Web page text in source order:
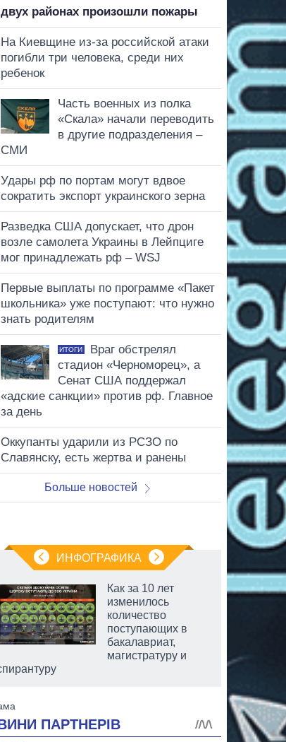
двух районах произошли пожары
На Киевщине из-за российской атаки
погибли три человека, среди них
ребенок
Часть военных из полка
«Скала» начали переводить
в другие подразделения –
СМИ
Удары рф по портам могут вдвое
сократить экспорт украинского зерна
Разведка США допускает, что дрон
возле самолета Украины в Лейпциге
мог принадлежать рф – WSJ
Первые выплаты по программе «Пакет
школьника» уже поступают: что нужно
знать родителям
ИТОГИ
Враг обстрелял
стадион «Черноморец», а
Сенат США поддержал
«адские санкции» против рф. Главное
за день
Оккупанты ударили из РСЗО по
Славянску, есть жертва и ранены
Больше новостей
ИНФОГРАФИКА
Как за 10 лет
изменилось
количество
поступающих в
бакалавриат,
магистратуру и